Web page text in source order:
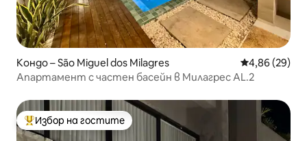
Кондо – São Miguel dos Milagres Средна
4,86 (29)
Апартамент с частен басейн в Милагрес AL.2
Най-популярен избор на гостите
Избор на гостите